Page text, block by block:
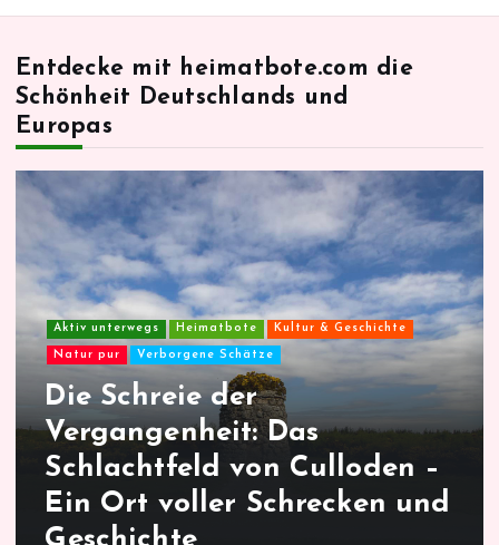
Entdecke mit heimatbote.com die
Schönheit Deutschlands und
Europas
Aktiv unterwegs Heimatbote Kultur & Geschichte
Natur pur Verborgene Schätze
Die Schreie der
Vergangenheit: Das
Schlachtfeld von Culloden –
Ein Ort voller Schrecken und